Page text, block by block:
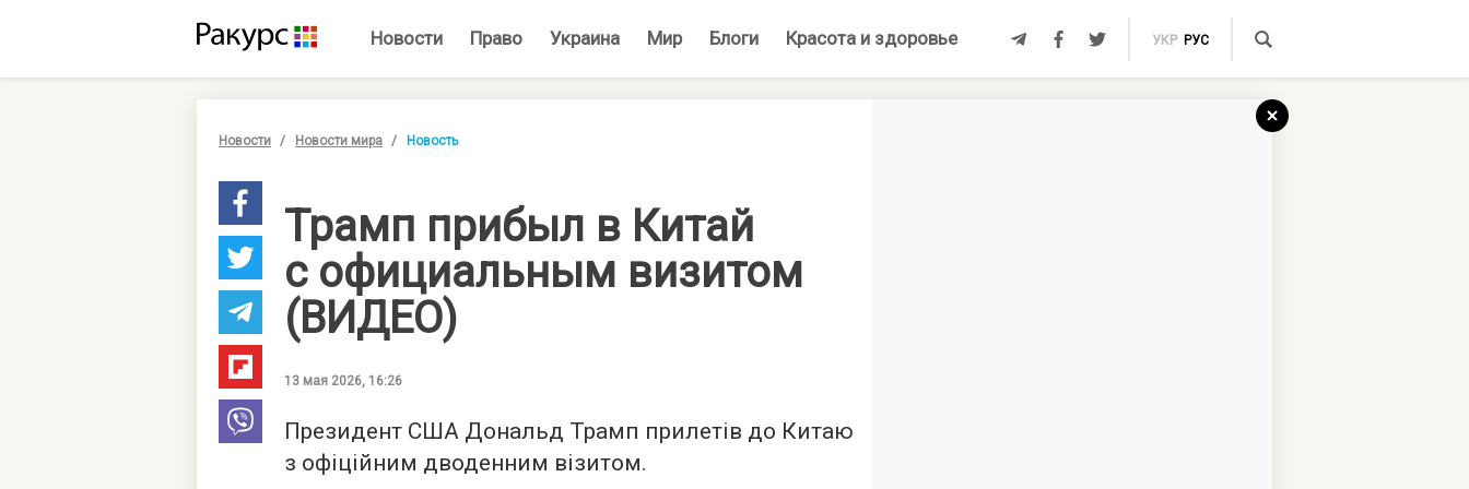
Новости Право Украина Мир Блоги Красота и здоровье УКР РУС
Новости Новости мира Новость
Трамп прибыл в Китай
с официальным визитом
(ВИДЕО)
13 мая 2026, 16:26
Президент США Дональд Трамп прилетів до Китаю
з офіційним дводенним візитом.